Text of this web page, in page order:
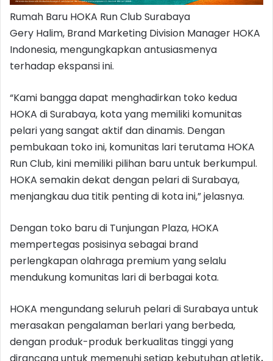
Rumah Baru HOKA Run Club Surabaya
Gery Halim, Brand Marketing Division Manager HOKA
Indonesia, mengungkapkan antusiasmenya
terhadap ekspansi ini.
“Kami bangga dapat menghadirkan toko kedua
HOKA di Surabaya, kota yang memiliki komunitas
pelari yang sangat aktif dan dinamis. Dengan
pembukaan toko ini, komunitas lari terutama HOKA
Run Club, kini memiliki pilihan baru untuk berkumpul.
HOKA semakin dekat dengan pelari di Surabaya,
menjangkau dua titik penting di kota ini,” jelasnya.
Dengan toko baru di Tunjungan Plaza, HOKA
mempertegas posisinya sebagai brand
perlengkapan olahraga premium yang selalu
mendukung komunitas lari di berbagai kota.
HOKA mengundang seluruh pelari di Surabaya untuk
merasakan pengalaman berlari yang berbeda,
dengan produk-produk berkualitas tinggi yang